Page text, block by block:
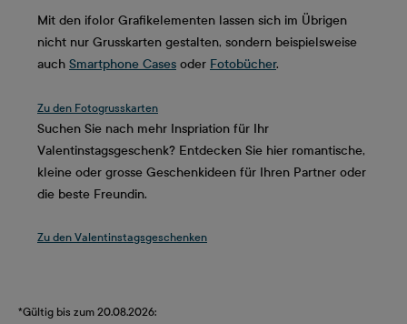
Mit den ifolor Grafikelementen lassen sich im Übrigen
nicht nur Grusskarten gestalten, sondern beispielsweise
auch Smartphone Cases oder Fotobücher.
Zu den Fotogrusskarten
Suchen Sie nach mehr Inspriation für Ihr
Valentinstagsgeschenk? Entdecken Sie hier romantische,
kleine oder grosse Geschenkideen für Ihren Partner oder
die beste Freundin.
Zu den Valentinstagsgeschenken
*Gültig bis zum 20.08.2026: